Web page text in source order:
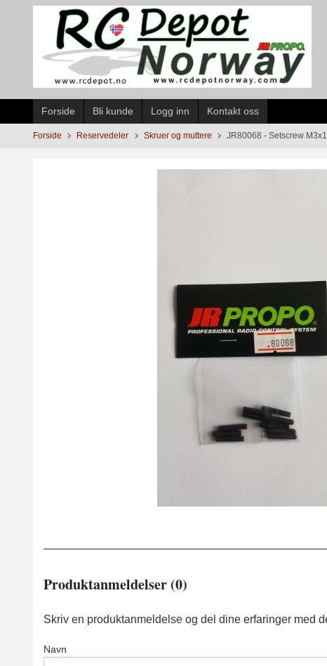
Forside Bli kunde Logg inn Kontakt oss
Forside Reservedeler Skruer og muttere JR80068 - Setscrew
Produktanmeldelser (0)
Skriv en produktanmeldelse og del dine erfaringer med
Navn